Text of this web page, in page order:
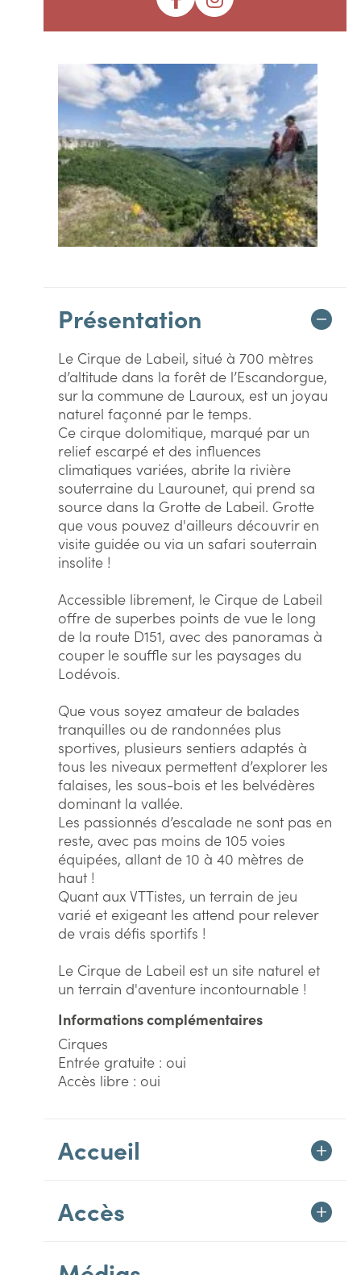
Présentation
Le Cirque de Labeil, situé à 700 mètres
d’altitude dans la forêt de l’Escandorgue,
sur la commune de Lauroux, est un joyau
naturel façonné par le temps.
Ce cirque dolomitique, marqué par un
relief escarpé et des influences
climatiques variées, abrite la rivière
souterraine du Laurounet, qui prend sa
source dans la Grotte de Labeil. Grotte
que vous pouvez d'ailleurs découvrir en
visite guidée ou via un safari souterrain
insolite !
Accessible librement, le Cirque de Labeil
offre de superbes points de vue le long
de la route D151, avec des panoramas à
couper le souffle sur les paysages du
Lodévois.
Que vous soyez amateur de balades
tranquilles ou de randonnées plus
sportives, plusieurs sentiers adaptés à
tous les niveaux permettent d’explorer les
falaises, les sous-bois et les belvédères
dominant la vallée.
Les passionnés d’escalade ne sont pas en
reste, avec pas moins de 105 voies
équipées, allant de 10 à 40 mètres de
haut !
Quant aux VTTistes, un terrain de jeu
varié et exigeant les attend pour relever
de vrais défis sportifs !
Le Cirque de Labeil est un site naturel et
un terrain d'aventure incontournable !
Informations complémentaires
Cirques
Entrée gratuite : oui
Accès libre : oui
Accueil
Accès